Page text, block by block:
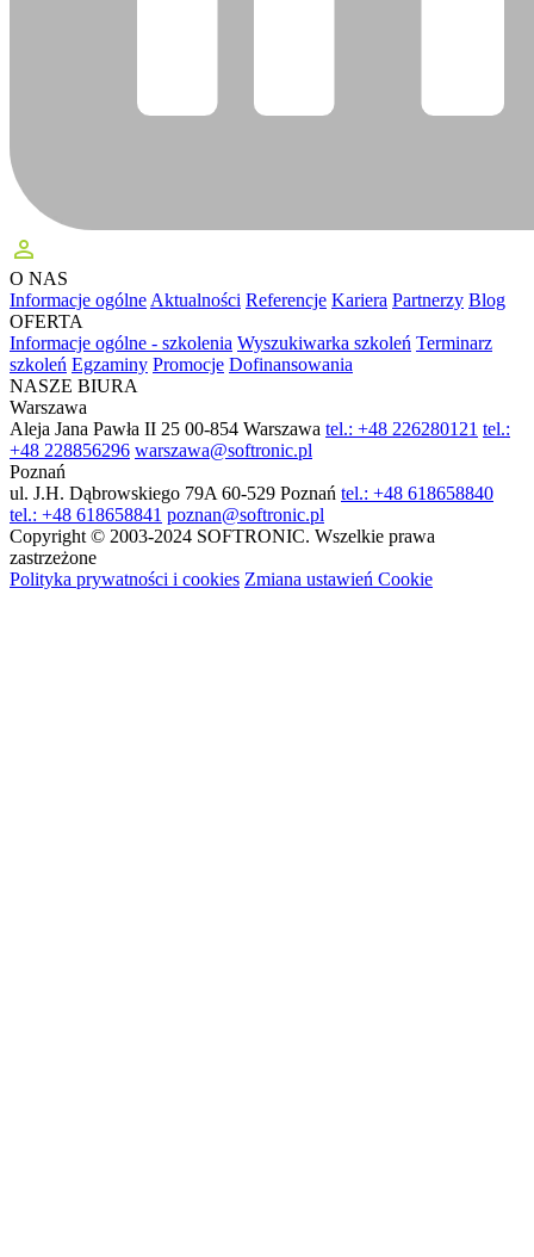
perm_identity
O NAS
Informacje ogólne Aktualności Referencje Kariera Partnerzy Blog
OFERTA
Informacje ogólne - szkolenia Wyszukiwarka szkoleń Terminarz
szkoleń Egzaminy Promocje Dofinansowania
NASZE BIURA
Warszawa
Aleja Jana Pawła II 25 00-854 Warszawa tel.: +48 226280121 tel.:
+48 228856296 warszawa@softronic.pl
Poznań
ul. J.H. Dąbrowskiego 79A 60-529 Poznań tel.: +48 618658840
tel.: +48 618658841 poznan@softronic.pl
Copyright © 2003-2024 SOFTRONIC. Wszelkie prawa
zastrzeżone
Polityka prywatności i cookies Zmiana ustawień Cookie